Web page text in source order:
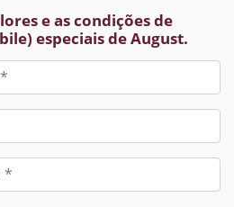
e as condições de
especiais de August.